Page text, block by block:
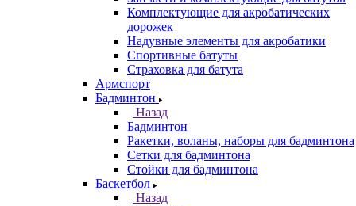
Комплектующие для акробатических
дорожек
Надувные элементы для акробатики
Спортивные батуты
Страховка для батута
Армспорт
Бадминтон
Назад
Бадминтон
Ракетки, воланы, наборы для бадминтона
Сетки для бадминтона
Стойки для бадминтона
Баскетбол
Назад